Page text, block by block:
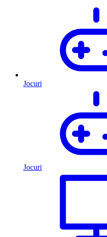
Jocuri
Jocuri